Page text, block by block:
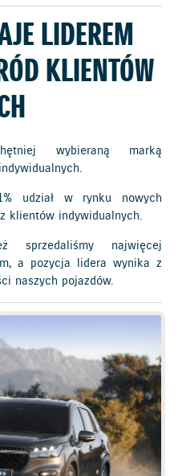
LIDEREM
KLIENTÓW
wybieraną marką
udział w rynku nowych
klientów indywidualnych.
sprzedaliśmy najwięcej
a pozycja lidera wynika z
naszych pojazdów.